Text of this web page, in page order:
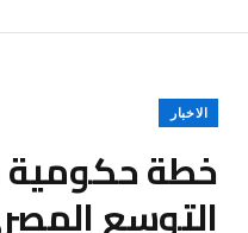
الاخبار
خطة حكومية
التوسع